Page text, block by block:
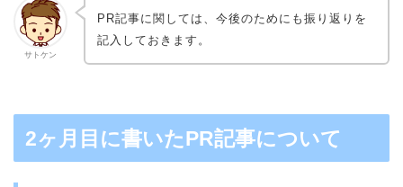
サトケン
PR記事に関しては、今後のためにも振り返りを
記入しておきます。
2ヶ月目に書いたPR記事について